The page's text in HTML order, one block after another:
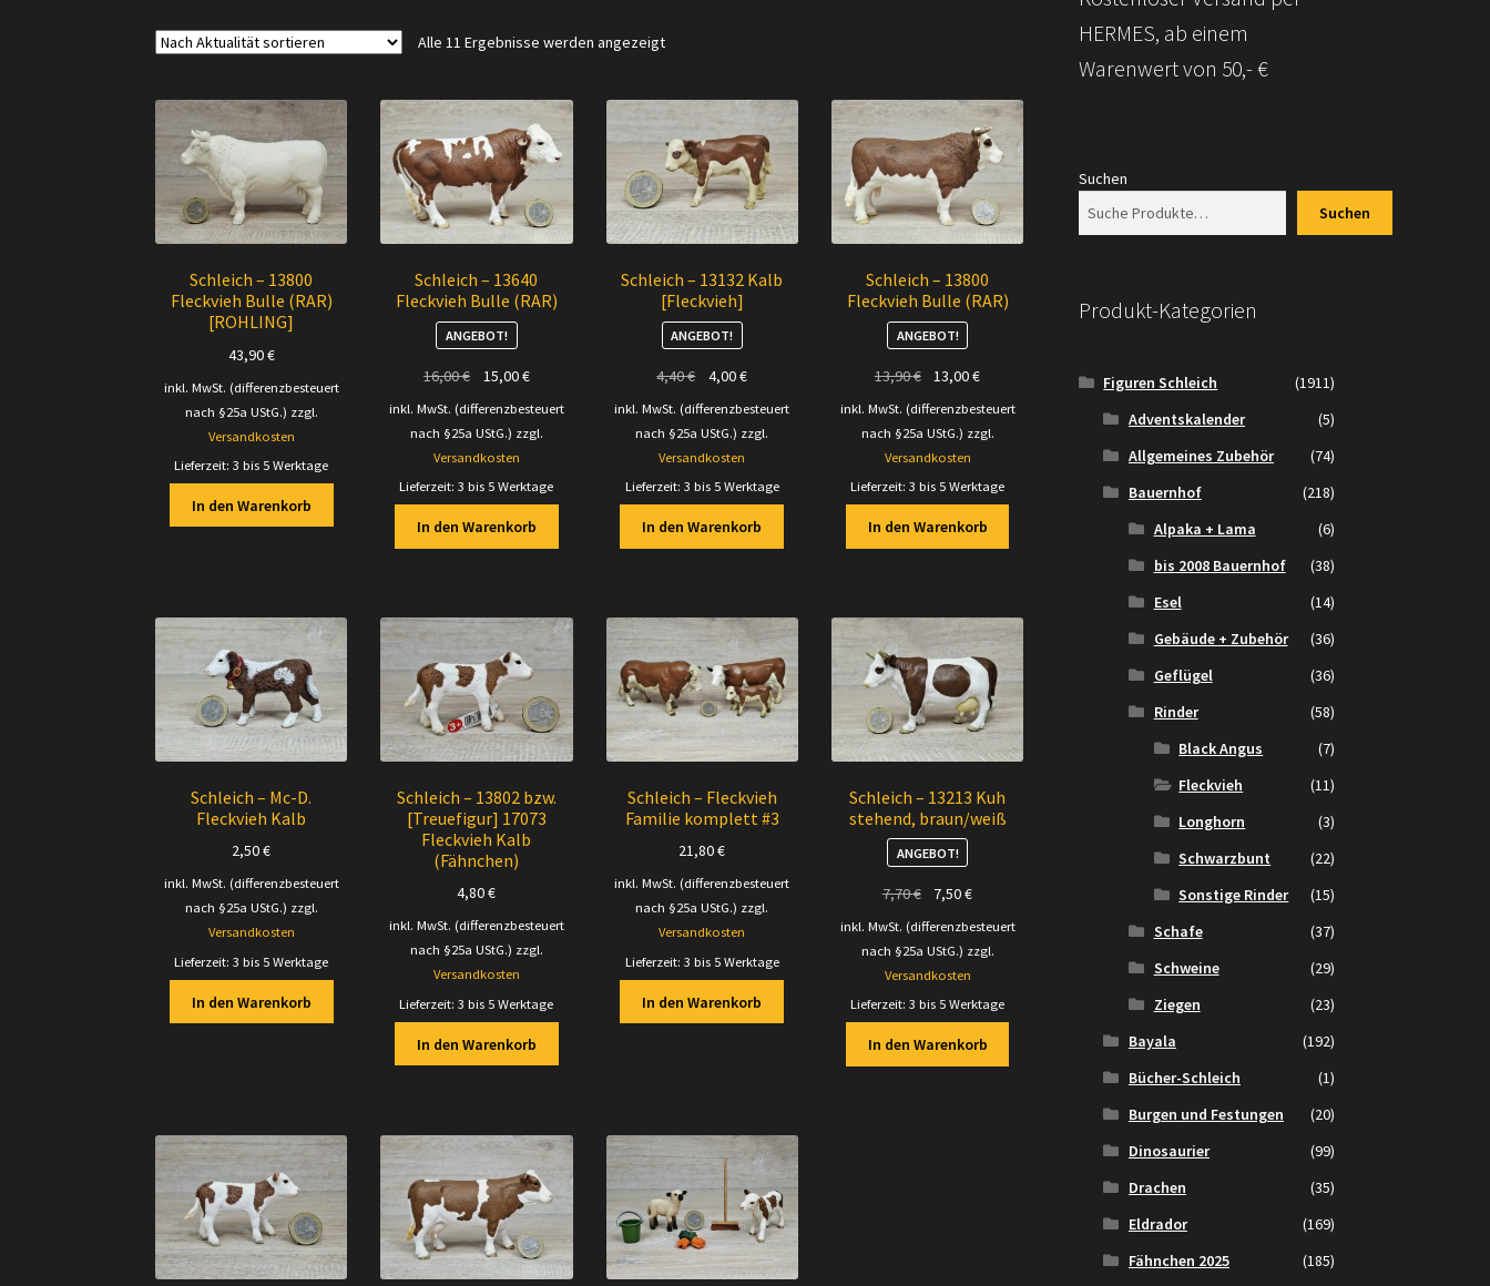
Alle 11 Ergebnisse werden angezeigtNach
Schleich – 13800
Fleckvieh Bulle (RAR)
[ROHLING]
43,90€
inkl. MwSt. (differenzbesteuert
nach §25a UStG.) zzgl.
Versandkosten
Lieferzeit:3 bis 5 Werktage
In den Warenkorb
Schleich – 13640
Fleckvieh Bulle (RAR)
ANGEBOT!
16,00€
Ursprünglicher
Preis
15,00€Aktueller
inkl. MwSt. (differenzbesteuert
nach §25a UStG.) zzgl.
Versandkosten
Lieferzeit:3 bis 5 Werktage
In den Warenkorb
Schleich – 13132 Kalb
[Fleckvieh]
ANGEBOT!
4,40€
Ursprünglicher
Preis
4,00€Aktueller
inkl. MwSt. (differenzbesteuert
nach §25a UStG.) zzgl.
Versandkosten
Lieferzeit: 3 bis 5 Werktage
In den Warenkorb
Schleich – 13800
Fleckvieh Bulle (RAR)
ANGEBOT!
13,90€
Ursprünglicher
Preis
13,00€Aktueller
inkl. MwSt. (differenzbesteuert
nach §25a UStG.) zzgl.
Versandkosten
Lieferzeit: 3 bis 5 Werktage
In den Warenkorb
Schleich – Mc-D.
Fleckvieh Kalb
2,50€
inkl. MwSt. (differenzbesteuert
nach §25a UStG.) zzgl.
Versandkosten
Lieferzeit:3 bis 5 Werktage
In den Warenkorb
Schleich – 13802 bzw.
[Treuefigur] 17073
Fleckvieh Kalb
(Fähnchen)
4,80€
inkl. MwSt. (differenzbesteuert
nach §25a UStG.) zzgl.
Versandkosten
Lieferzeit:3 bis 5 Werktage
In den Warenkorb
Schleich – Fleckvieh
Familie komplett #3
21,80€
inkl. MwSt. (differenzbesteuert
nach §25a UStG.) zzgl.
Versandkosten
Lieferzeit: 3 bis 5 Werktage
In den Warenkorb
Schleich – 13213 Kuh
stehend, braun/weiß
ANGEBOT!
7,70€
Ursprünglicher
Preis
7,50€Aktueller
inkl. MwSt. (differenzbesteuert
nach §25a UStG.) zzgl.
Versandkosten
Lieferzeit: 3 bis 5 Werktage
In den Warenkorb
HERMES, ab einem
Warenwert von 50,- €
Suchen
Suchen
Produkt-Kategorien
Figuren Schleich
(1911)
Adventskalender
(5)
Allgemeines Zubehör
(74)
Bauernhof
(218)
Alpaka + Lama
(6)
bis 2008 Bauernhof
(38)
Esel
(14)
Gebäude + Zubehör
(36)
Geflügel
(36)
Rinder
(58)
Black Angus
(7)
Fleckvieh
(11)
Longhorn
(3)
Schwarzbunt
(22)
Sonstige Rinder
(15)
Schafe
(37)
Schweine
(29)
Ziegen
(23)
Bayala
(192)
Bücher-Schleich
(1)
Burgen und Festungen
(20)
Dinosaurier
(99)
Drachen
(35)
Eldrador
(169)
Fähnchen 2025
(185)